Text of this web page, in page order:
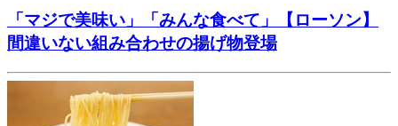
「マジで美味い」「みんな食べて」【ローソン】
間違いない組み合わせの揚げ物登場